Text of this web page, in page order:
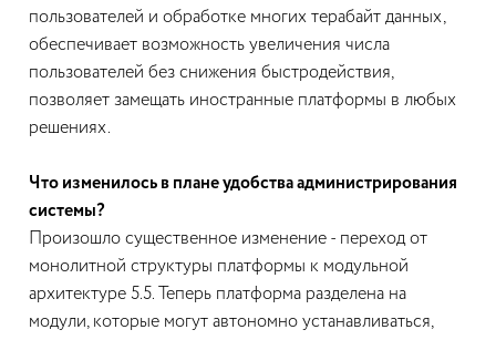
пользователей и обработке многих терабайт данных,
обеспечивает возможность увеличения числа
пользователей без снижения быстродействия,
позволяет замещать иностранные платформы в любых
решениях.
Что изменилось в плане удобства администрирования
системы?
Произошло существенное изменение - переход от
монолитной структуры платформы к модульной
архитектуре 5.5. Теперь платформа разделена на
модули, которые могут автономно устанавливаться,